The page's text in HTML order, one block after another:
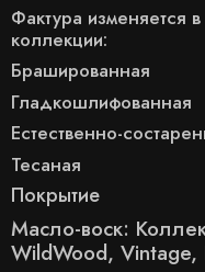
Фактура изменяется
коллекции:
Брашированная
Гладкошлифованная
Естественно-
Тесаная
Покрытие
Масло-воск:
WildWood, Vintage,